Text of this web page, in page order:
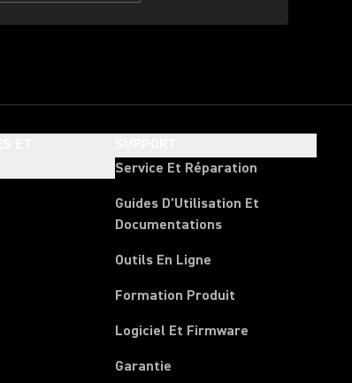
Service Et Réparation
Guides D'Utilisation Et
Documentations
Outils En Ligne
Formation Produit
Logiciel Et Firmware
Garantie